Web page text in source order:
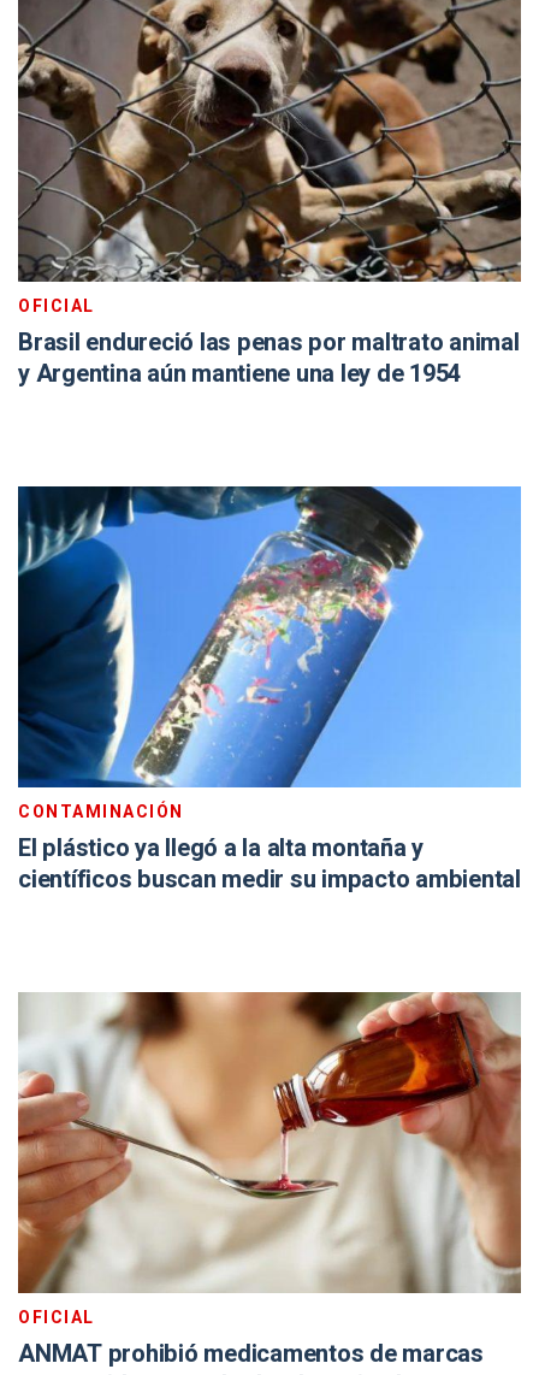
OFICIAL
Brasil endureció las penas por maltrato animal
y Argentina aún mantiene una ley de 1954
CONTAMINACIÓN
El plástico ya llegó a la alta montaña y
científicos buscan medir su impacto ambiental
OFICIAL
ANMAT prohibió medicamentos de marcas